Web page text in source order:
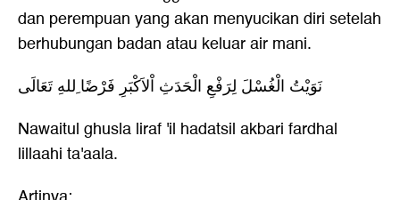
dan perempuan yang akan menyucikan diri setelah
berhubungan badan atau keluar air mani.
نَوَيْتُ الْغُسْلَ لِرَفْعِ الْحَدَثِ اْلاَكْبَرِ فَرْضًا ِللهِ تَعَالَى
Nawaitul ghusla liraf 'il hadatsil akbari fardhal
lillaahi ta'aala.